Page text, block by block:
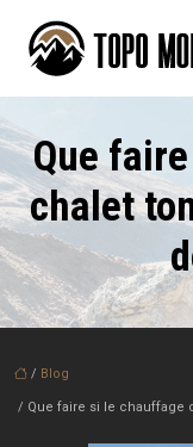
Que
chalet
/ Blog
/ Que faire si le chauffage